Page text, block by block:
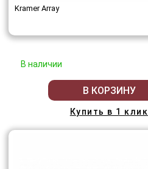
Kramer Array
В наличии
В КОРЗИНУ
Купить в 1 клик